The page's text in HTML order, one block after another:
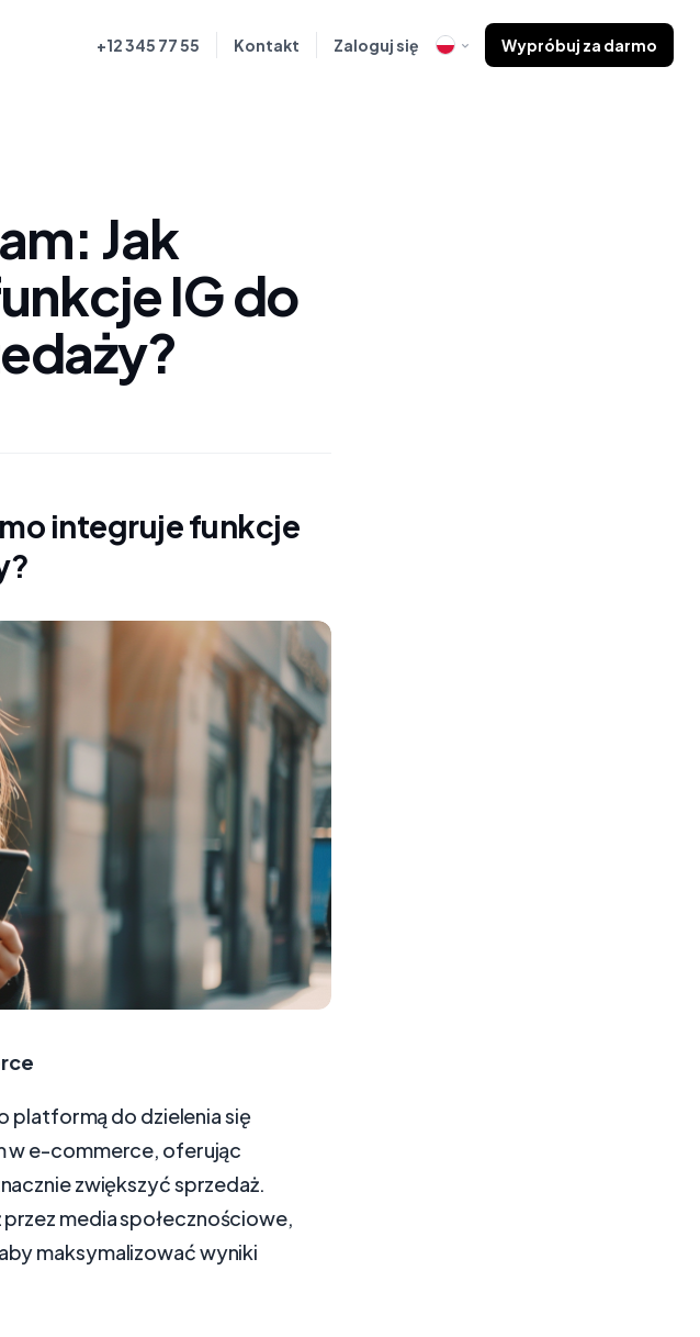
+12 345 77 55 Kontakt Zaloguj się Wypróbuj za darmo
Jak
IG do
integruje funkcje
platformą do dzielenia się
w e-commerce, oferując
zwiększyć sprzedaż.
media społecznościowe,
maksymalizować wyniki